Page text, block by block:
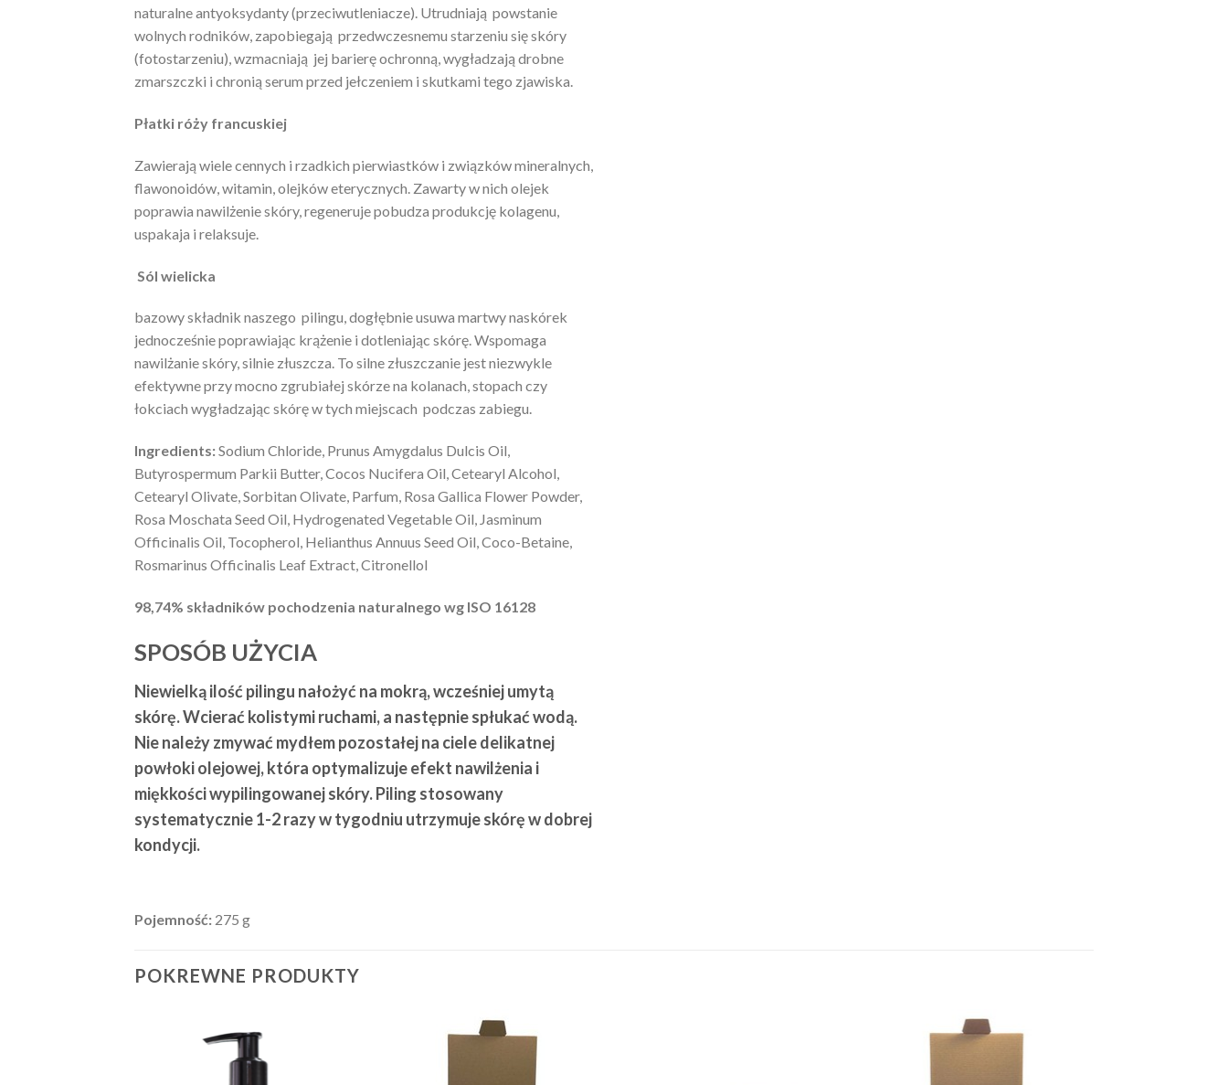
naturalne antyoksydanty (przeciwutleniacze). Utrudniają powstanie
wolnych rodników, zapobiegają przedwczesnemu starzeniu się skóry
(fotostarzeniu), wzmacniają jej barierę ochronną, wygładzają drobne
zmarszczki i chronią serum przed jełczeniem i skutkami tego zjawiska.
Płatki róży francuskiej
Zawierają wiele cennych i rzadkich pierwiastków i związków mineralnych,
flawonoidów, witamin, olejków eterycznych. Zawarty w nich olejek
poprawia nawilżenie skóry, regeneruje pobudza produkcję kolagenu,
uspakaja i relaksuje.
Sól wielicka
bazowy składnik naszego pilingu, dogłębnie usuwa martwy naskórek
jednocześnie poprawiając krążenie i dotleniając skórę. Wspomaga
nawilżanie skóry, silnie złuszcza. To silne złuszczanie jest niezwykle
efektywne przy mocno zgrubiałej skórze na kolanach, stopach czy
łokciach wygładzając skórę w tych miejscach podczas zabiegu.
Ingredients:Sodium Chloride, Prunus Amygdalus Dulcis Oil,
Butyrospermum Parkii Butter, Cocos Nucifera Oil, Cetearyl Alcohol,
Cetearyl Olivate, Sorbitan Olivate, Parfum, Rosa Gallica Flower Powder,
Rosa Moschata Seed Oil, Hydrogenated Vegetable Oil, Jasminum
Officinalis Oil, Tocopherol, Helianthus Annuus Seed Oil, Coco-Betaine,
Rosmarinus Officinalis Leaf Extract, Citronellol
98,74% składników pochodzenia naturalnego wg ISO 16128
SPOSÓB UŻYCIA
Niewielką ilość pilingu nałożyć na mokrą, wcześniej umytą
skórę. Wcierać kolistymi ruchami, a następnie spłukać wodą.
Nie należy zmywać mydłem pozostałej na ciele delikatnej
powłoki olejowej, która optymalizuje efekt nawilżenia i
miękkości wypilingowanej skóry. Piling stosowany
systematycznie 1-2 razy w tygodniu utrzymuje skórę w dobrej
kondycji.
Pojemność: 275 g
POKREWNE PRODUKTY